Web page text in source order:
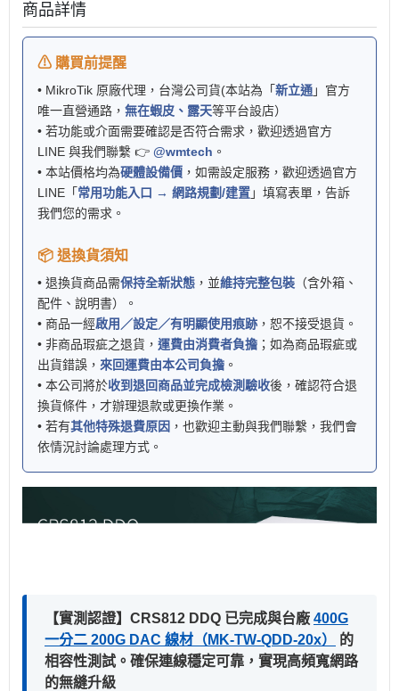
商品詳情
⚠ 購買前提醒
• MikroTik 原廠代理，台灣公司貨(本站為「新立通」官方
唯一直營通路， 無在蝦皮、露天等平台設店）
• 若功能或介面需要確認是否符合需求，歡迎透過官方
LINE 與我們聯繫 👉 @wmtech 。
• 本站價格均為硬體設備價 ，如需設定服務，歡迎透過官方
LINE「 常用功能入口 → 網路規劃/建置」填寫表單，告訴
我們您的需求。
📦 退換貨須知
• 退換貨商品需保持全新狀態 ，並維持完整包裝 （含外箱、
配件、說明書）。
• 商品一經啟用／設定／有明顯使用痕跡 ，恕不接受退貨。
• 非商品瑕疵之退貨， 運費由消費者負擔 ；如為商品瑕疵或
出貨錯誤， 來回運費由本公司負擔 。
• 本公司將於收到退回商品並完成檢測驗收後，確認符合退
換貨條件，才辦理退款或更換作業。
• 若有其他特殊退費原因 ，也歡迎主動與我們聯繫，我們會
依情況討論處理方式。
【實測認證】CRS812 DDQ 已完成與台廠 400G
一分二 200G DAC 線材（MK-TW-QDD-20x）
的
相容性測試。確保連線穩定可靠，實現高頻寬網路
的無縫升級